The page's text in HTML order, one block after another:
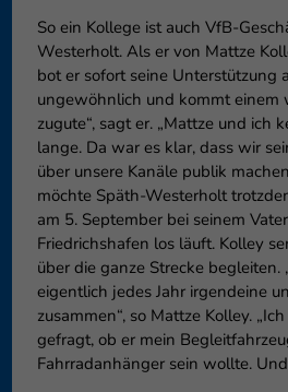
So ein Kollege ist auch VfB-
Westerholt. Als er von Mattze
bot er sofort seine Unterstützung
ungewöhnlich und kommt einem
zugute“, sagt er. „Mattze und ich
lange. Da war es klar, dass wir
über unsere Kanäle publik
möchte Späth-Westerholt
am 5. September bei seinem
Friedrichshafen los läuft. Kolley
über die ganze Strecke begleiten.
eigentlich jedes Jahr irgendeine
zusammen“, so Mattze Kolley.
gefragt, ob er mein
Fahrradanhänger sein wollte.